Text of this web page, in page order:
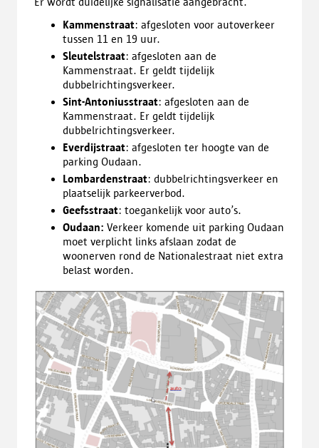
Kammenstraat: afgesloten voor autoverkeer
tussen 11 en 19 uur.
Sleutelstraat: afgesloten aan de
Kammenstraat. Er geldt tijdelijk
dubbelrichtingsverkeer.
Sint-Antoniusstraat: afgesloten aan de
Kammenstraat. Er geldt tijdelijk
dubbelrichtingsverkeer.
Everdijstraat: afgesloten ter hoogte van de
parking Oudaan.
Lombardenstraat: dubbelrichtingsverkeer en
plaatselijk parkeerverbod.
Geefsstraat: toegankelijk voor auto’s.
Oudaan: Verkeer komende uit parking Oudaan
moet verplicht links afslaan zodat de
woonerven rond de Nationalestraat niet extra
belast worden.